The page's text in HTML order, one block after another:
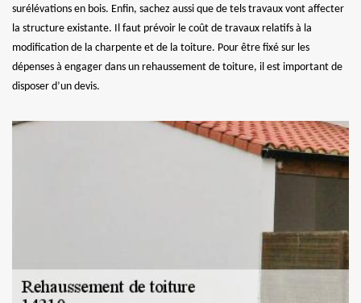
surélévations en bois. Enfin, sachez aussi que de tels travaux vont affecter
la structure existante. Il faut prévoir le coût de travaux relatifs à la
modification de la charpente et de la toiture. Pour être fixé sur les
dépenses à engager dans un rehaussement de toiture, il est important de
disposer d’un devis.